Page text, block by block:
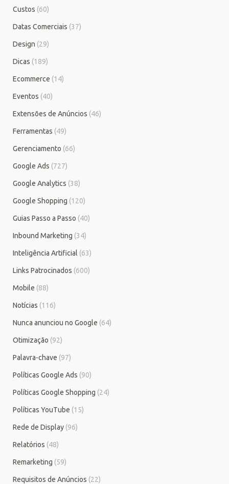
Custos (60)
Datas Comerciais (37)
Design (29)
Dicas (189)
Ecommerce (14)
Eventos (40)
Extensões de Anúncios (46)
Ferramentas (49)
Gerenciamento (66)
Google Ads (727)
Google Analytics (38)
Google Shopping (120)
Guias Passo a Passo (40)
Inbound Marketing (34)
Inteligência Artificial (63)
Links Patrocinados (600)
Mobile (88)
Notícias (116)
Nunca anunciou no Google (64)
Otimização (92)
Palavra-chave (97)
Políticas Google Ads (90)
Políticas Google Shopping (24)
Políticas YouTube (15)
Rede de Display (96)
Relatórios (48)
Remarketing (59)
Requisitos de Anúncios (22)